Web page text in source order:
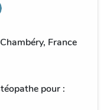
France
pour :